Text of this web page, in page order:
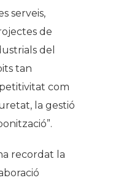
serveis,
de
del
tan
com
la gestió
recordat la